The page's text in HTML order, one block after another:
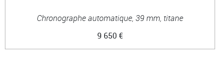
Chronographe automatique, 39 mm, titane
9 650 €